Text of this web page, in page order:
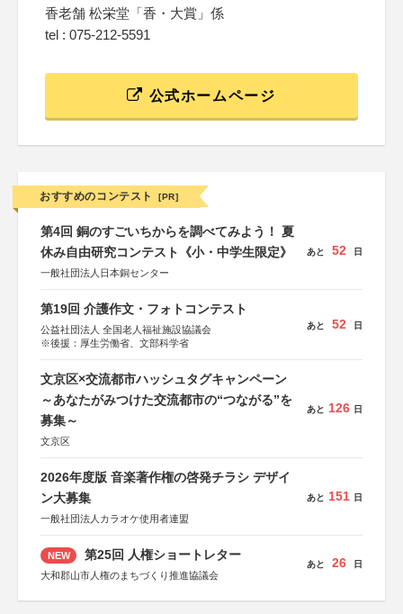
香老舗 松栄堂「香・大賞」係
tel : 075-212-5591
公式ホームページ
おすすめのコンテスト [PR]
第4回 銅のすごいちからを調べてみよう！ 夏
休み自由研究コンテスト《小・中学生限定》
一般社団法人日本銅センター
あと 52 日
第19回 介護作文・フォトコンテスト
公益社団法人 全国老人福祉施設協議会
※後援：厚生労働省、文部科学省
あと 52 日
文京区×交流都市ハッシュタグキャンペーン
～あなたがみつけた交流都市の“つながる”を
募集～
文京区
あと 126 日
2026年度版 音楽著作権の啓発チラシ デザイ
ン大募集
一般社団法人カラオケ使用者連盟
あと 151 日
NEW 第25回 人権ショートレター
大和郡山市人権のまちづくり推進協議会
あと 26 日